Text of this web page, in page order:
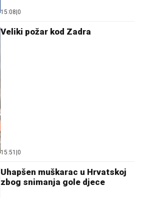
15:08 0
Veliki požar kod Zadra
15:51 0
Uhapšen muškarac u Hrvatskoj
zbog snimanja gole djece